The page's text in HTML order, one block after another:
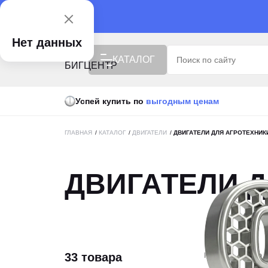
КАТАЛОГ
ISUZU X БИГЦЕНТР
РАСПРОДАЖА
СПЕЦТЕХНИКА
АВТОТЕХНИКА
АГРОТЕХНИКА
Успей купить по выгодным ценам
ГЛАВНАЯ / КАТАЛОГ / ДВИГАТЕЛИ / ДВИГАТЕЛИ ДЛЯ
ДВИГАТЕЛИ
33 товара По цене По
Нет данных